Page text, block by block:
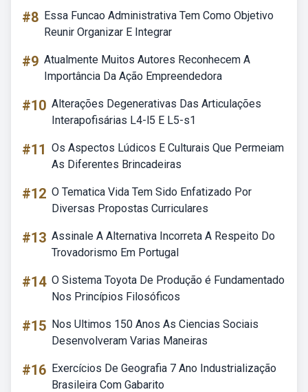
#8 Essa Funcao Administrativa Tem Como Objetivo
Reunir Organizar E Integrar
#9 Atualmente Muitos Autores Reconhecem A
Importância Da Ação Empreendedora
#10 Alterações Degenerativas Das Articulações
Interapofisárias L4-l5 E L5-s1
#11 Os Aspectos Lúdicos E Culturais Que Permeiam
As Diferentes Brincadeiras
#12 O Tematica Vida Tem Sido Enfatizado Por
Diversas Propostas Curriculares
#13 Assinale A Alternativa Incorreta A Respeito Do
Trovadorismo Em Portugal
#14 O Sistema Toyota De Produção é Fundamentado
Nos Princípios Filosóficos
#15 Nos Ultimos 150 Anos As Ciencias Sociais
Desenvolveram Varias Maneiras
#16 Exercícios De Geografia 7 Ano Industrialização
Brasileira Com Gabarito